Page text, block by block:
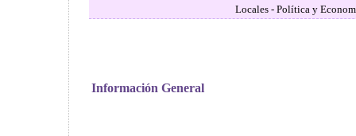
Locales - Política y
Información General